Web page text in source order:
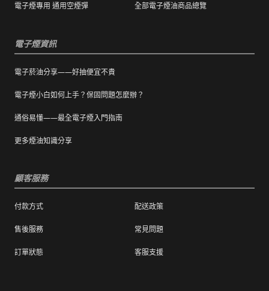
有非人為造成的破壞、損毀或不完整的商品瑕
電子煙專用 通用空煙彈 全部電子煙油商品總覽
電子煙資訊
電子菸油分享——好抽便宜不貴
電子煙小白如何上手？保固問題怎麼辦？
通俗易懂——最全電子煙入門指南
更多煙油知識分享
顧客服務
付款方式 配送政策
售後服務 常見問題
訂單狀態 客服支援